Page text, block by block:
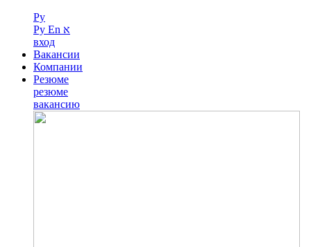
Ру
Ру En א
вход
Вакансии
Компании
Резюме
резюме
вакансию